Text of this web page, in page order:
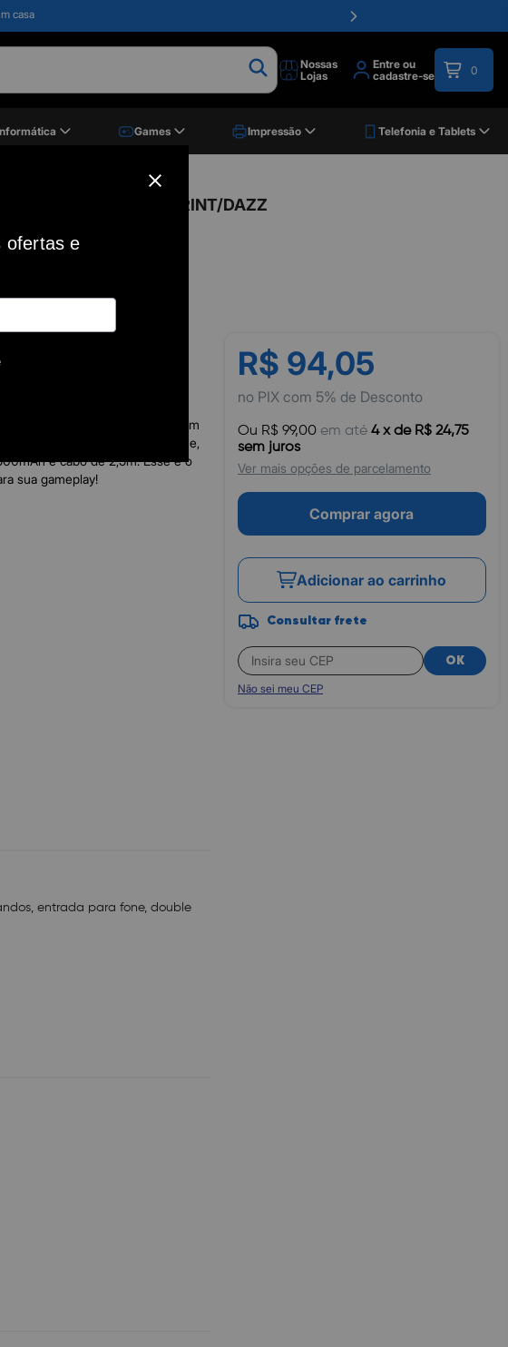
casa
Nossas
Lojas
Entre ou
cadastre-se
0
Games Impressão Telefonia e Tablets
R$ 94,05
no PIX com 5% de Desconto
Ou R$ 99,00em até 4 x de R$ 24,75
sem juros
Ver mais opções de parcelamento
Comprar agora
Adicionar ao carrinho
Consultar frete
OK
Não sei meu CEP
PC, 62000136, MAXPRINT/DAZZ
o conforto de um controle com
comandos, entrada para fone,
e cabo de 2,5m. Esse é o
sua gameplay!
entrada para fone, double
ofertas e